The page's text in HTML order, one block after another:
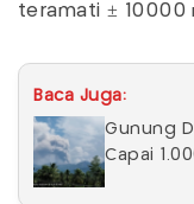
teramati ± 10000
Baca Juga:
Gunung
Capai